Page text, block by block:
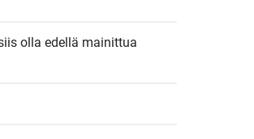
olla edellä mainittua